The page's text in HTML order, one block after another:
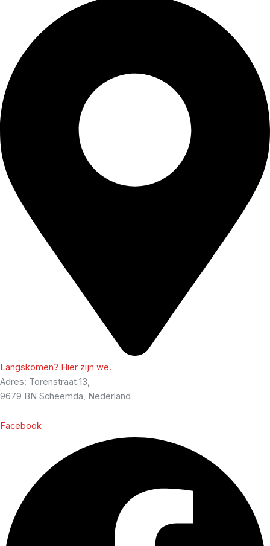
Langskomen? Hier zijn we.
Adres: Torenstraat 13,
9679 BN Scheemda, Nederland
Facebook